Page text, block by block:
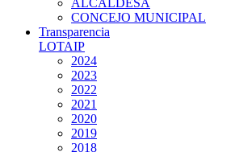
ALCALDESA
CONCEJO MUNICIPAL
Transparencia
LOTAIP
2024
2023
2022
2021
2020
2019
2018